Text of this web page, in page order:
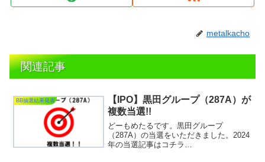
metalkacho
関連記事
BB抽選結果発表
【IPO】黒田グループ（287A）が
複数当選!!
どーもめたるです。黒田グループ
（287A）の当選をいただきました。2024
年の当選記事はコチラ